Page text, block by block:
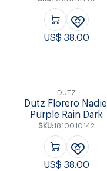
US$38.00
DUTZ
Dutz Florero Nadiel
Purple Rain Dark
SKU:1810010142
US$38.00